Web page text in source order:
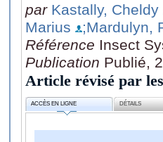
par Kastally, Cheldy
Marius
;Mardulyn,
Référence Insect
Publication Publié,
Article révisé par
ACCÈS EN LIGNE DÉTAILS